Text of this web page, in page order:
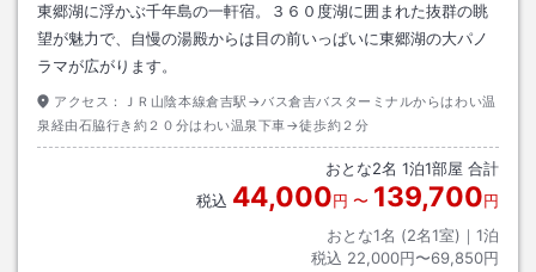
東郷湖に浮かぶ千年島の一軒宿。３６０度湖に囲まれた抜群の眺
望が魅力で、自慢の湯殿からは目の前いっぱいに東郷湖の大パノ
ラマが広がります。
アクセス：
ＪＲ山陰本線倉吉駅→バス倉吉バスターミナルからはわい温
泉経由石脇行き約２０分はわい温泉下車→徒歩約２分
おとな2名 1泊1部屋 合計
税込 44,000円 〜 139,700円
おとな1名 (2名1室)｜ 1泊
税込 22,000円〜69,850円